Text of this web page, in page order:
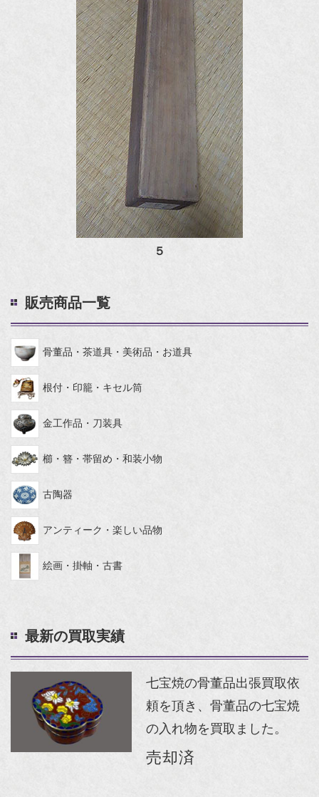
５
販売商品一覧
骨董品・茶道具・美術品・お道具
根付・印籠・キセル筒
金工作品・刀装具
櫛・簪・帯留め・和装小物
古陶器
アンティーク・楽しい品物
絵画・掛軸・古書
最新の買取実績
七宝焼の骨董品出張買取依
頼を頂き、骨董品の七宝焼
の入れ物を買取ました。
売却済